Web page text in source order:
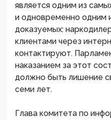
является одним из
и одновременно одним
доказуемых:
клиентами через
контактируют.
наказанием за этот
должно быть лишение
семи лет.
Глава комитета по